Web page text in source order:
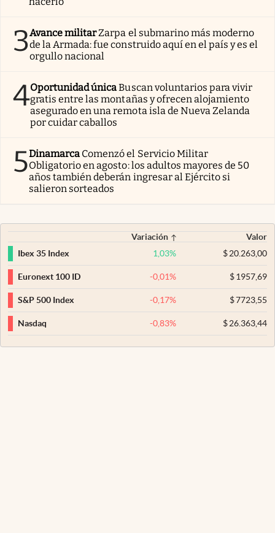
3Avance militarZarpa el submarino más moderno
de la Armada: fue construido aquí en el país y es el
orgullo nacional
4Oportunidad únicaBuscan voluntarios para vivir
gratis entre las montañas y ofrecen alojamiento
asegurado en una remota isla de Nueva Zelanda
por cuidar caballos
5Dinamarca Comenzó el Servicio Militar
Obligatorio en agosto: los adultos mayores de 50
años también deberán ingresar al Ejército si
salieron sorteados
Variación
Valor
Ibex 35 Index
1,03% $20.263,00
Euronext 100 ID -0,01% $1957,69
S&P 500 Index -0,17% $7723,55
Nasdaq -0,83% $26.363,44